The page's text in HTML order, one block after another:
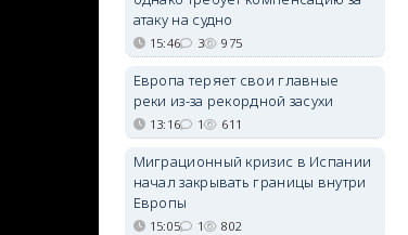
атаку на судно
15:46 3 975
Европа теряет свои главные
реки из-за рекордной засухи
13:16 1 611
Миграционный кризис в Испании
начал закрывать границы внутри
Европы
15:05 1 802